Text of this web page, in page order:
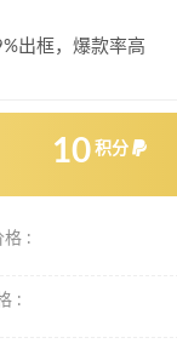
出框，爆款率高
10 积分
格 :
: